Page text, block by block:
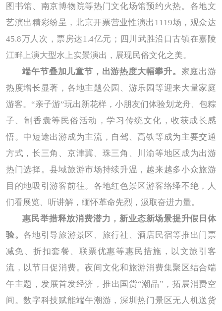
图书馆、南京博物院等热门文化场馆预约火热。各地文
艺演出精彩纷呈，北京开票营业性演出 1119场，观众达
45.8万人次，票房达1.4亿元 ；四川武胜沿口古镇在嘉陵
江畔上演大型水上实景演出，展现民俗文化之美。
端午节叠加儿童节，出游热度大幅攀升。 家庭出游
热度增长显著， 各地主题公园、游乐园 等迎来大量家庭
游客。 “亲子游”玩出新花样，小朋友们体验划龙舟、包粽
子、制香囊等民俗活动，学习传统文化，收获成长感
悟。 中短途出游 成为主流 ， 自驾、高铁等成为主要交通
方式 ，长三角、京津冀、珠三角、川渝等地区成为出游
热门选择。县域旅游市场持续升温，越来越多小众旅游
目的地吸引游客前往。 各地红色景区游客络绎不绝，
人
们看展览、听讲解，缅怀革命先烈，汲取奋进力量。
惠民举措释放消费潜力，新业态新场景提升假日体
验。各地引导旅游景区、旅行社、酒店民宿等推出门票
减免、折扣套餐、联票优惠等惠民措施，以文旅引客
流，以节日促消费。夜间文化和旅游消费集聚区结合端
午主题，发展首发经济，推出国货“潮品”，拓展消费空
间。数字科技赋能端午潮游 ，深圳热门景区无人机送货